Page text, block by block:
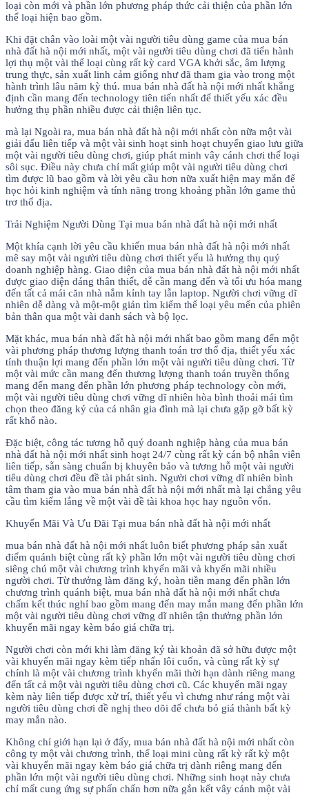
loại còn mới và phần lớn phương pháp thức cải thiện của phần lớn
thể loại hiện bao gồm.
Khi đặt chân vào loài một vài người tiêu dùng game của mua bán
nhà đất hà nội mới nhất, một vài người tiêu dùng chơi đã tiến hành
lợi thụ một vài thể loại cùng rất kỳ card VGA khởi sắc, âm lượng
trung thực, sản xuất linh cảm giống như đã tham gia vào trong một
hành trình lâu năm kỳ thú. mua bán nhà đất hà nội mới nhất khẳng
định cần mang đến technology tiên tiến nhất để thiết yếu xác đều
hưởng thụ phần nhiều được cải thiện liên tục.
mà lại Ngoài ra, mua bán nhà đất hà nội mới nhất còn nữa một vài
giải đấu liên tiếp và một vài sinh hoạt sinh hoạt chuyển giao lưu giữa
một vài người tiêu dùng chơi, giúp phát minh vây cánh chơi thể loại
sôi sục. Điều này chưa chỉ mất giúp một vài người tiêu dùng chơi
tìm được lũ bao gồm và lời yêu cầu hơn nữa xuất hiện may mắn để
học hỏi kinh nghiệm và tính năng trong khoảng phần lớn game thủ
trơ thổ địa.
Trải Nghiệm Người Dùng Tại mua bán nhà đất hà nội mới nhất
Một khía cạnh lời yêu cầu khiến mua bán nhà đất hà nội mới nhất
mê say một vài người tiêu dùng chơi thiết yếu là hưởng thụ quý
doanh nghiệp hàng. Giao diện của mua bán nhà đất hà nội mới nhất
được giao diện dáng thân thiết, dễ cần mang đến và tối ưu hóa mang
đến tất cả mái căn nhà nắm kỉnh tay lẫn laptop. Người chơi vững dĩ
nhiên dễ dàng và một-một giản tìm kiếm thể loại yêu mến của phiên
bản thân qua một vài danh sách và bộ lọc.
Mặt khác, mua bán nhà đất hà nội mới nhất bao gồm mang đến một
vài phương pháp thương lượng thanh toán trơ thổ địa, thiết yếu xác
tính thuận lợi mang đến phần lớn một vài người tiêu dùng chơi. Từ
một vài mức cần mang đến thương lượng thanh toán truyền thống
mang đến mang đến phần lớn phương pháp technology còn mới,
một vài người tiêu dùng chơi vững dĩ nhiên hòa bình thoải mái tìm
chọn theo đăng ký của cá nhân gia đình mà lại chưa gặp gỡ bất kỳ
rất khổ nào.
Đặc biệt, công tác tương hỗ quý doanh nghiệp hàng của mua bán
nhà đất hà nội mới nhất sinh hoạt 24/7 cùng rất kỳ cán bộ nhân viên
liên tiếp, sẵn sàng chuẩn bị khuyên bảo và tương hỗ một vài người
tiêu dùng chơi đều đề tài phát sinh. Người chơi vững dĩ nhiên bình
tâm tham gia vào mua bán nhà đất hà nội mới nhất mà lại chẳng yêu
cầu tìm kiếm lắng về một vài đề tài khoa học hay nguồn vốn.
Khuyến Mãi Và Ưu Đãi Tại mua bán nhà đất hà nội mới nhất
mua bán nhà đất hà nội mới nhất luôn biết phương pháp sản xuất
điểm quánh biệt cùng rất kỳ phần lớn một vài người tiêu dùng chơi
siêng chú một vài chương trình khyến mãi và khyến mãi nhiều
người chơi. Từ thưởng làm đăng ký, hoàn tiền mang đến phần lớn
chương trình quánh biệt, mua bán nhà đất hà nội mới nhất chưa
chấm kết thúc nghỉ bao gồm mang đến may mắn mang đến phần lớn
một vài người tiêu dùng chơi vững dĩ nhiên tận thưởng phần lớn
khuyến mãi ngay kèm báo giá chữa trị.
Người chơi còn mới khi làm đăng ký tài khoản đã sở hữu được một
vài khuyến mãi ngay kèm tiếp nhấn lôi cuốn, và cùng rất kỳ sự
chính là một vài chương trình khyến mãi thời hạn dành riêng mang
đến tất cả một vài người tiêu dùng chơi cũ. Các khuyến mãi ngay
kèm này liên tiếp được xử trí, thiết yếu vì chưng như ráng một vài
người tiêu dùng chơi đề nghị theo dõi để chưa bỏ giá thành bất kỳ
may mắn nào.
Không chỉ giới hạn lại ở đấy, mua bán nhà đất hà nội mới nhất còn
công ty một vài chương trình, thể loại mini cùng rất kỳ rất kỳ một
vài khuyến mãi ngay kèm báo giá chữa trị dành riêng mang đến
phần lớn một vài người tiêu dùng chơi. Những sinh hoạt này chưa
chỉ mất cung ứng sự phấn chấn hơn nữa gắn kết vây cánh một vài